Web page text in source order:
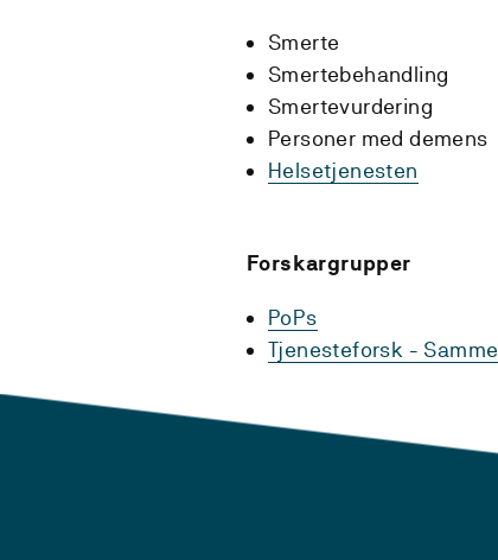
Smerte
Smertebehandling
Smertevurdering
Personer med demens
Helsetjenesten
Forskargrupper
PoPs
Tjenesteforsk -